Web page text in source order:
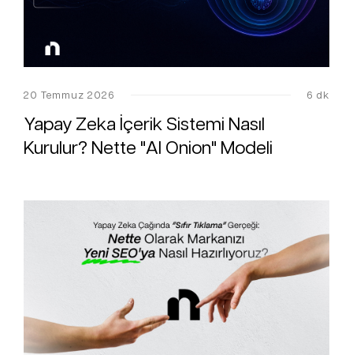
20 Temmuz 2026 6 dk
Yapay Zeka İçerik Sistemi Nasıl
Kurulur? Nette "AI Onion" Modeli